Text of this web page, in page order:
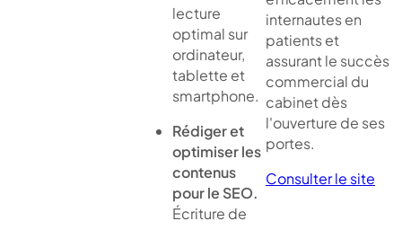
lecture
optimal sur
ordinateur,
tablette et
smartphone.
Rédiger et
optimiser les
contenus
pour le SEO.
Écriture de
internautes en
patients et
assurant le succès
commercial du
cabinet dès
l'ouverture de ses
portes.
Consulter le site